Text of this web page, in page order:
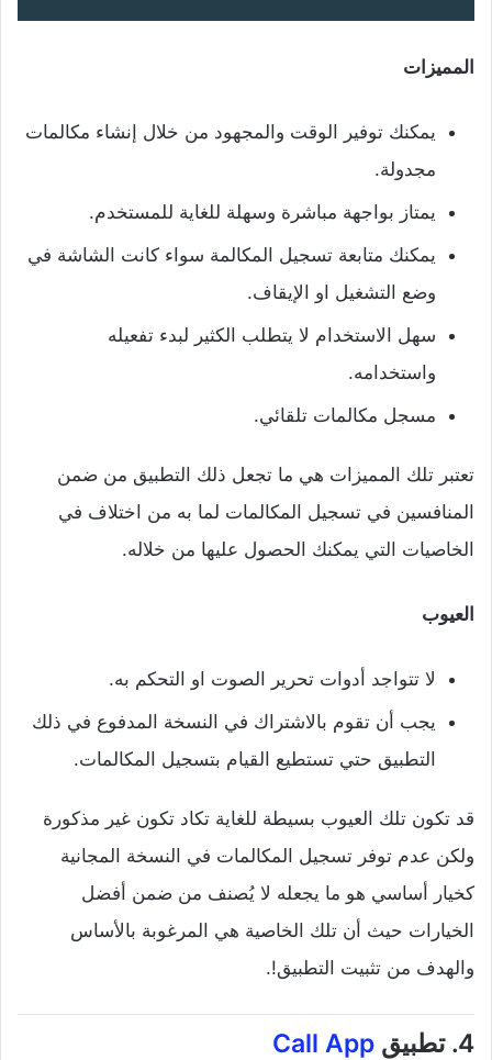
المميزات
يمكنك توفير الوقت والمجهود من خلال إنشاء مكالمات
مجدولة.
يمتاز بواجهة مباشرة وسهلة للغاية للمستخدم.
يمكنك متابعة تسجيل المكالمة سواء كانت الشاشة في
وضع التشغيل او الإيقاف.
سهل الاستخدام لا يتطلب الكثير لبدء تفعيله
واستخدامه.
مسجل مكالمات تلقائي.
تعتبر تلك المميزات هي ما تجعل ذلك التطبيق من ضمن
المنافسين في تسجيل المكالمات لما به من اختلاف في
الخاصيات التي يمكنك الحصول عليها من خلاله.
العيوب
لا تتواجد أدوات تحرير الصوت او التحكم به.
يجب أن تقوم بالاشتراك في النسخة المدفوع في ذلك
التطبيق حتي تستطيع القيام بتسجيل المكالمات.
قد تكون تلك العيوب بسيطة للغاية تكاد تكون غير مذكورة
ولكن عدم توفر تسجيل المكالمات في النسخة المجانية
كخيار أساسي هو ما يجعله لا يُصنف من ضمن أفضل
الخيارات حيث أن تلك الخاصية هي المرغوبة بالأساس
والهدف من تثبيت التطبيق!.
4. تطبيق Call App